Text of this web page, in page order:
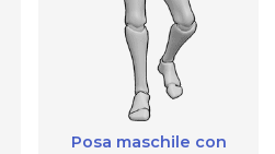
Posa maschile con